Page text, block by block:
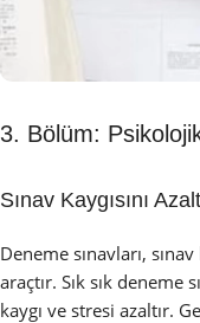
3. Bölüm:
Sınav Kaygısını
Deneme sınavları,
araçtır. Sık sık deneme
kaygı ve stresi azaltır.